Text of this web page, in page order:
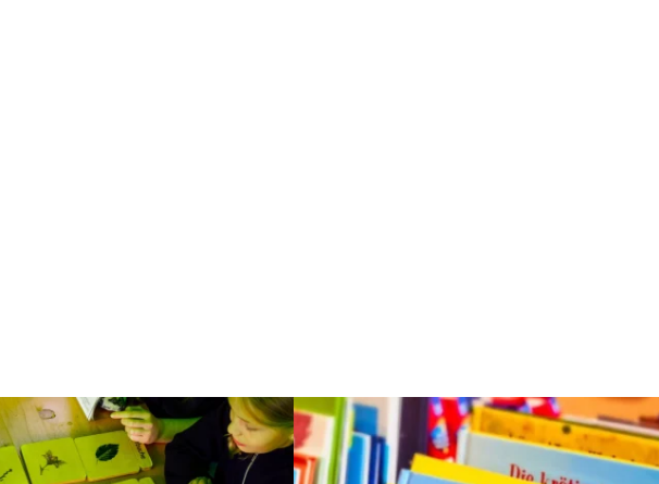
"Comic-Rallye"
Weiterlesen: "Freiluft-Forschen für Groß und